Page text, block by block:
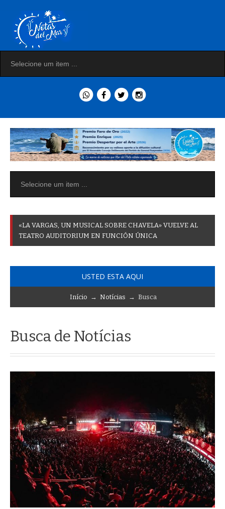
«LA VARGAS UN MUSICAL SOBRE CHAVELA» VUELVE AL
TEATRO AUDITORIUM EN FUNCIÓN ÚNICA
USTED ESTA AQUI
Início → Notícias → Busca
Busca de Notícias